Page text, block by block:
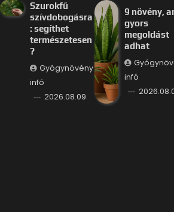
Szurokfű
szívdobogásra
: segíthet
természetesen
?
Gyógynövény
infó
2026.08.09.
9 növény,
gyors
megoldást
adhat
infó